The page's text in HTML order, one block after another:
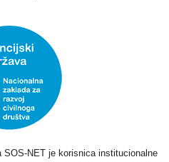
SOS-NET je korisnica institucionalne